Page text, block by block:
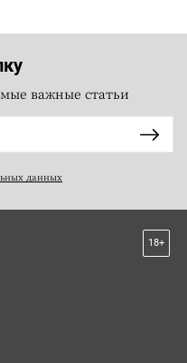
важные статьи
данных
18+